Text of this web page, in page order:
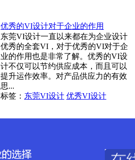
优秀的VI设计对于企业的作用
东莞VI设计一直以来都在为企业设计
优秀的全套VI，对于优秀的VI对于企
业的作用也是非常了解。优秀的VI设
计不仅可以节约供应成本，而且可以
提升运作效率。对产品供应力的有效
思...
标签： 东莞VI设计 优秀VI设计